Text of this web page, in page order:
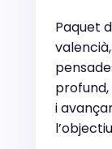
Paquet
i